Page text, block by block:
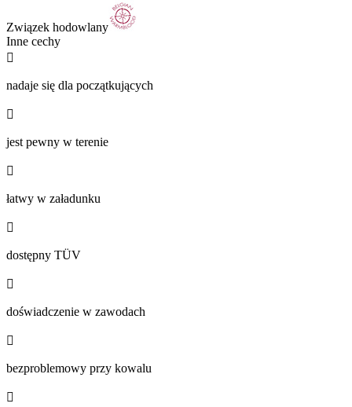
Związek hodowlany
Inne cechy

nadaje się dla początkujących

jest pewny w terenie

łatwy w załadunku

dostępny TÜV

doświadczenie w zawodach

bezproblemowy przy kowalu
